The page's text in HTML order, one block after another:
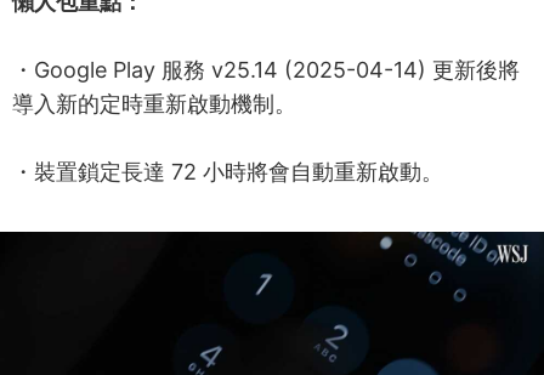
・Google Play 服務 v25.14 (2025-04-14) 更新後將
導入新的定時重新啟動機制。
・裝置鎖定長達 72 小時將會自動重新啟動。